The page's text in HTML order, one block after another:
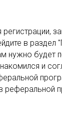
в раздел
нужно будет
и
реферальной